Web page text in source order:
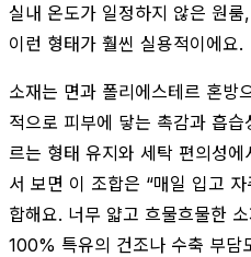
실내 온도가 일정하지 않은 원
이런 형태가 훨씬 실용적이에요.
소재는 면과 폴리에스테르 혼방
적으로 피부에 닿는 촉감과 흡
르는 형태 유지와 세탁 편의성
서 보면 이 조합은 “매일 입고
합해요. 너무 얇고 흐물흐물한
100% 특유의 건조나 수축 부담